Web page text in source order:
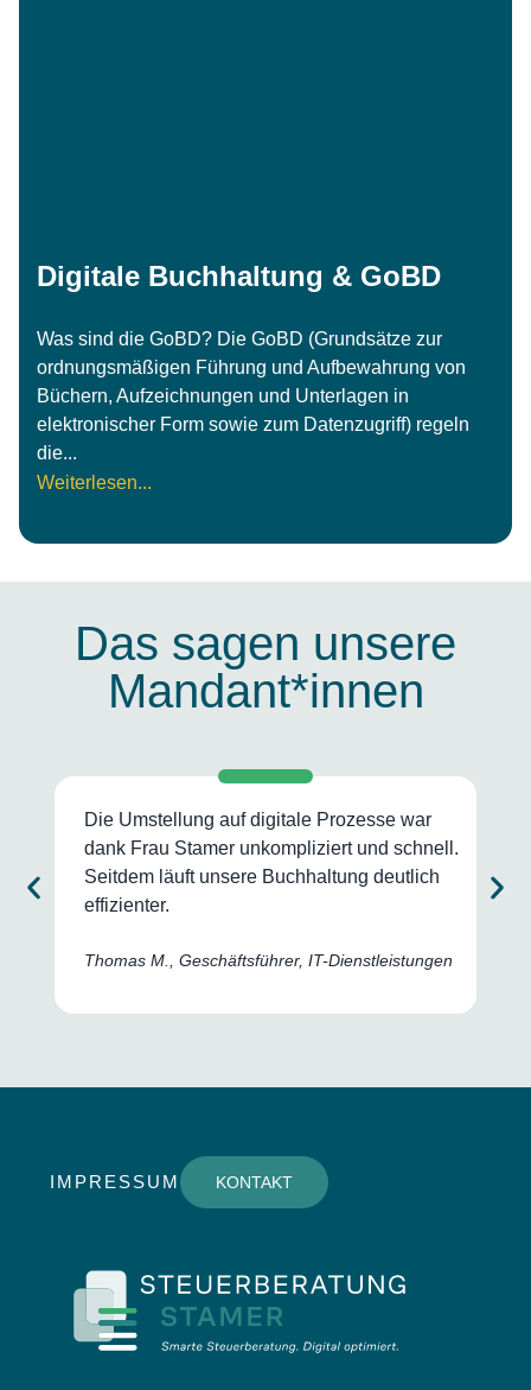
Digitale Buchhaltung & GoBD
Was sind die GoBD? Die GoBD (Grundsätze zur
ordnungsmäßigen Führung und Aufbewahrung von
Büchern, Aufzeichnungen und Unterlagen in
elektronischer Form sowie zum Datenzugriff) regeln
die...
Weiterlesen...
Das sagen unsere
Mandant*innen
Die Umstellung auf digitale Prozesse war
dank Frau Stamer unkompliziert und schnell.
Seitdem läuft unsere Buchhaltung deutlich
effizienter.
Thomas M., Geschäftsführer, IT-Dienstleistungen
IMPRESSUM KONTAKT